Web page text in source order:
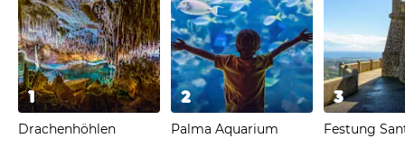
1
Drachenhöhlen
2
Palma Aquarium
3
Festung